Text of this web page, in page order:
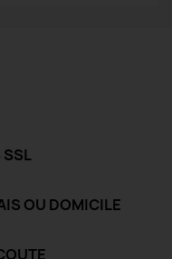
SSL
OU DOMICILE